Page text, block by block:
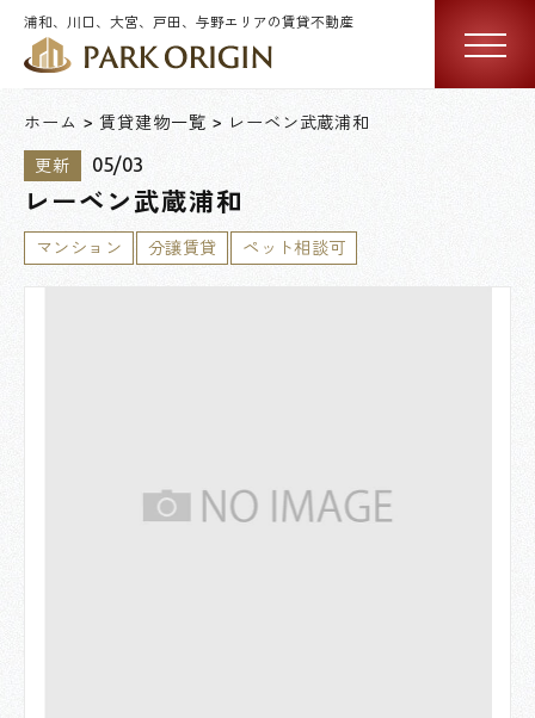
浦和、川口、大宮、戸田、与野エリアの賃貸不動産
ホーム 賃貸建物一覧 レーベン武蔵浦和
更新 05/03
レーベン武蔵浦和
マンション 分譲賃貸 ペット相談可